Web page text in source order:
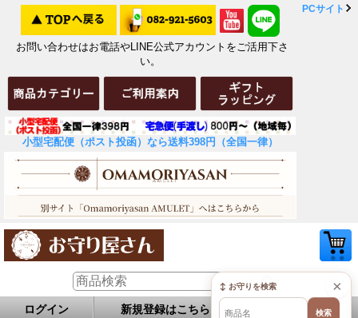
お問い合わせはお電話やLINE公式アカウントをご活用下さ
い。
小型宅配便（ポスト投函）なら送料398円（全国一律）
PCサイト
ログイン 新規登録はこちら お問い合せ
×
↕ お守りを検索
検索